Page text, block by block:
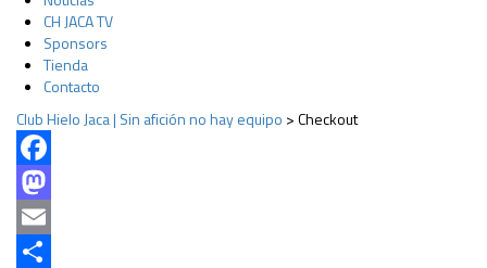
CH JACA TV
Sponsors
Tienda
Contacto
Club Hielo Jaca | Sin afición no hay equipo >Checkout
Facebook
Mastodon
Email